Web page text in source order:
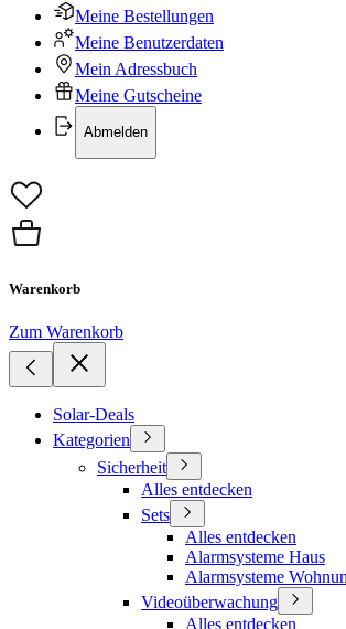
Meine Bestellungen
Meine Benutzerdaten
Mein Adressbuch
Meine Gutscheine
Abmelden
Warenkorb
Zum Warenkorb
Solar-Deals
Kategorien
Sicherheit
Alles entdecken
Sets
Alles entdecken
Alarmsysteme Haus
Alarmsysteme
Videoüberwachung
Alles entdecken